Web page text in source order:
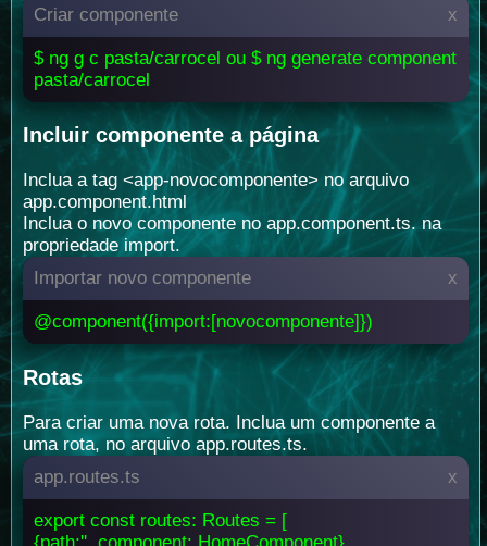
Criar componente x
$ ng g c pasta/carrocel ou $ ng generate component
pasta/carrocel
Incluir componente a página
Inclua a tag <app-novocomponente> no arquivo
app.component.html
Inclua o novo componente no app.component.ts. na
propriedade import.
Importar novo componente
x
@component({import:[novocomponente]})
Rotas
Para criar uma nova rota. Inclua um componente a
uma rota, no arquivo app.routes.ts.
app.routes.ts
x
export const routes: Routes = [